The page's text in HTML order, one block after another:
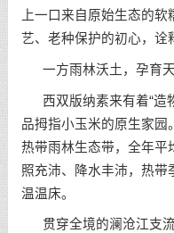
上一口来自原始生态的
艺、老种保护的初心，诠
一方雨林沃土，孕育天
西双版纳素来有着“造
品拇指小玉米的原生家园
热带雨林生态带，全年
照充沛、降水丰沛，热带
温温床。
贯穿全境的澜沧江支流